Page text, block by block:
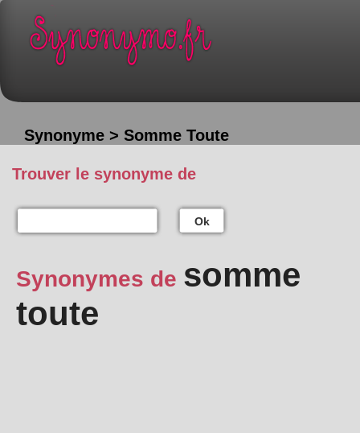
Synonyme > Somme Toute
Trouver le synonyme de
Ok
Synonymes de somme
toute